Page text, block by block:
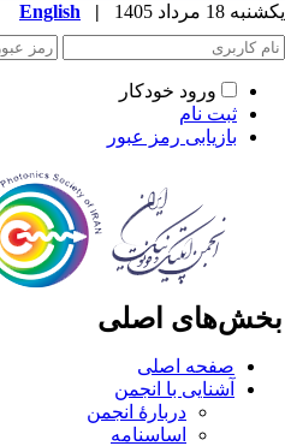
18 مرداد 1405 |
English
ورود خودکار
ثبت نام
بازیابی رمز عبور
اصلی
صفحه اصلی
آشنایی با انجمن
دربارۀ انجمن
اساسنامه